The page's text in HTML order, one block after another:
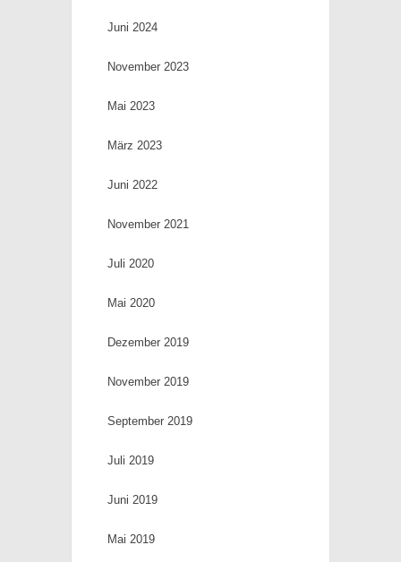
Juni 2024
November 2023
Mai 2023
März 2023
Juni 2022
November 2021
Juli 2020
Mai 2020
Dezember 2019
November 2019
September 2019
Juli 2019
Juni 2019
Mai 2019